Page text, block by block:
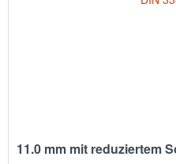
11.0 mm mit reduziertem